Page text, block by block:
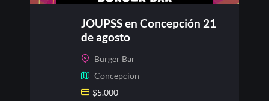
JOUPSS en Concepción 21
de agosto
Burger Bar
Concepcion
$5.000